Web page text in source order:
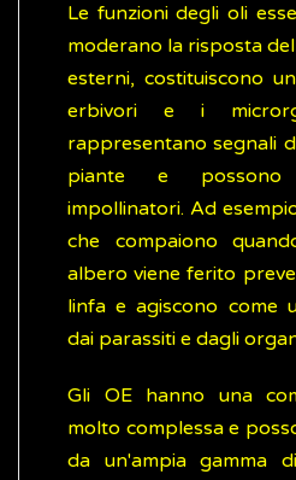
Le funzioni degli oli
moderano la risposta
esterni, costituiscono
erbivori e i
rappresentano segnali
piante e possono
impollinatori. Ad
che compaiono
albero viene ferito
linfa e agiscono come
dai parassiti e dagli
Gli OE hanno una
molto complessa e
da un'ampia gamma